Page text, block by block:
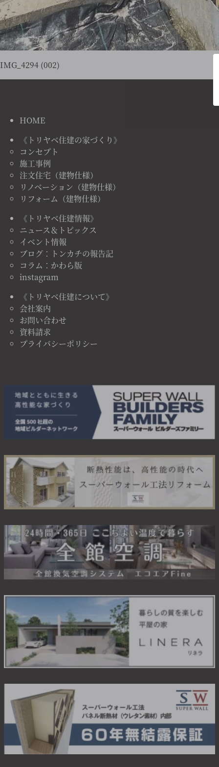
IMG_4294 (002)
HOME
《トリヤベ住建の家づくり》
コンセプト
施工事例
注文住宅（建物仕様）
リノベーション（建物仕様）
リフォーム（建物仕様）
《トリヤベ住建情報》
ニュース＆トピックス
イベント情報
ブログ：トンカチの報告記
コラム：かわら版
instagram
《トリヤベ住建について》
会社案内
お問い合わせ
資料請求
プライバシーポリシー